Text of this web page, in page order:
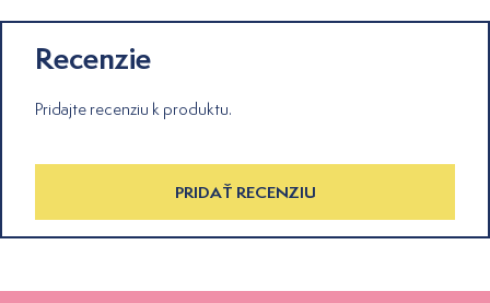
Recenzie
Pridajte recenziu k produktu.
PRIDAŤ RECENZIU